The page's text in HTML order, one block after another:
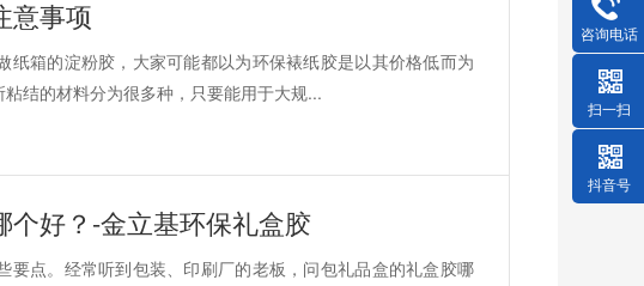
意事项
箱的淀粉胶，大家可能都以为环保裱纸胶是以其价格低而为
结的材料分为很多种，只要能用于大规...
好？-金立基环保礼盒胶
要点。经常听到包装、印刷厂的老板，问包礼品盒的礼盒胶哪
咨询电话
扫一扫
抖音号